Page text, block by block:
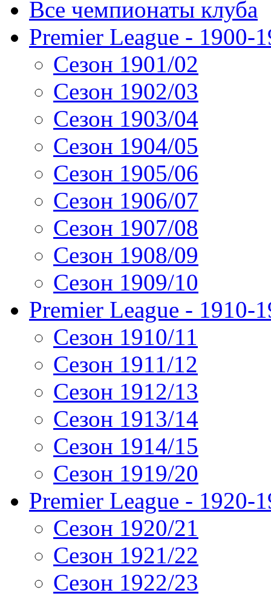
Все чемпионаты клуба
Premier League - 1900-
Сезон 1901/02
Сезон 1902/03
Сезон 1903/04
Сезон 1904/05
Сезон 1905/06
Сезон 1906/07
Сезон 1907/08
Сезон 1908/09
Сезон 1909/10
Premier League - 1910-
Сезон 1910/11
Сезон 1911/12
Сезон 1912/13
Сезон 1913/14
Сезон 1914/15
Сезон 1919/20
Premier League - 1920-
Сезон 1920/21
Сезон 1921/22
Сезон 1922/23